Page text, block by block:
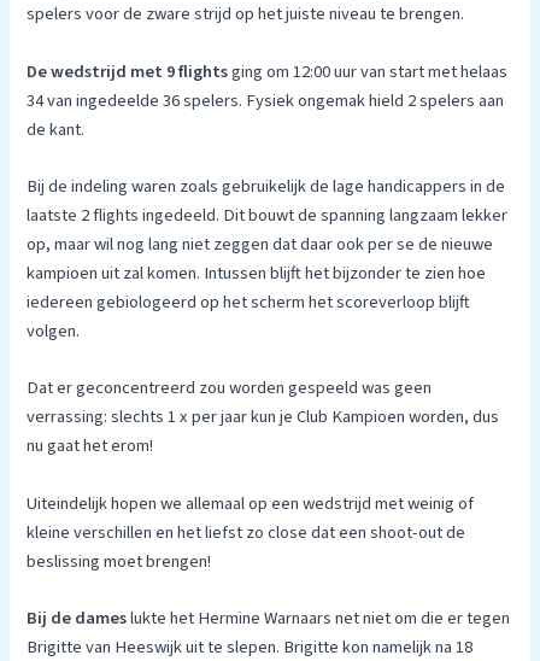
spelers voor de zware strijd op het juiste niveau te brengen.
De wedstrijd met 9 flightsging om 12:00 uur van start met helaas
34 van ingedeelde 36 spelers. Fysiek ongemak hield 2 spelers aan
de kant.
Bij de indeling waren zoals gebruikelijk de lage handicappers in de
laatste 2 flights ingedeeld. Dit bouwt de spanning langzaam lekker
op, maar wil nog lang niet zeggen dat daar ook per se de nieuwe
kampioen uit zal komen. Intussen blijft het bijzonder te zien hoe
iedereen gebiologeerd op het scherm het scoreverloop blijft
volgen.
Dat er geconcentreerd zou worden gespeeld was geen
verrassing: slechts 1 x per jaar kun je Club Kampioen worden, dus
nu gaat het erom!
Uiteindelijk hopen we allemaal op een wedstrijd met weinig of
kleine verschillen en het liefst zo close dat een shoot-out de
beslissing moet brengen!
Bij de dameslukte het Hermine Warnaars net niet om die er tegen
Brigitte van Heeswijk uit te slepen. Brigitte kon namelijk na 18